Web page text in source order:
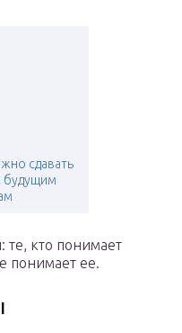
сдавать
будущим
те, кто понимает
понимает ее.